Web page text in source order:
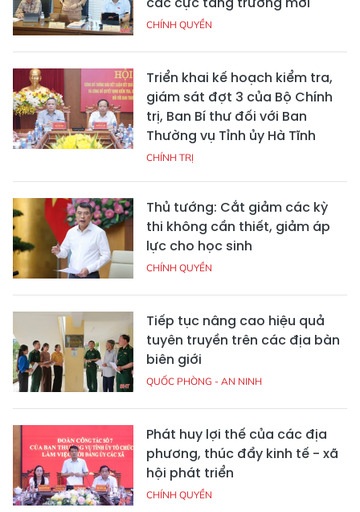
CHÍNH QUYỀN
Triển khai kế hoạch kiểm tra,
giám sát đợt 3 của Bộ Chính
trị, Ban Bí thư đối với Ban
Thường vụ Tỉnh ủy Hà Tĩnh
CHÍNH TRỊ
Thủ tướng: Cắt giảm các kỳ
thi không cần thiết, giảm áp
lực cho học sinh
CHÍNH QUYỀN
Tiếp tục nâng cao hiệu quả
tuyên truyền trên các địa bàn
biên giới
QUỐC PHÒNG - AN NINH
Phát huy lợi thế của các địa
phương, thúc đẩy kinh tế - xã
hội phát triển
CHÍNH QUYỀN